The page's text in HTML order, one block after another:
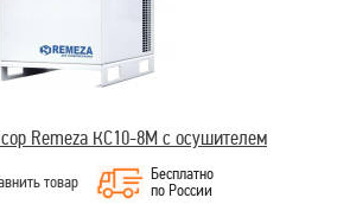
Remeza КС10-8М с осушителем
товар
Бесплатно
по России